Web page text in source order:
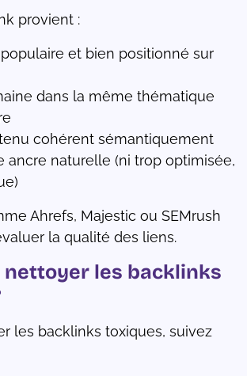
provient :
populaire et bien positionné sur
dans la même thématique
cohérent sémantiquement
ancre naturelle (ni trop optimisée,
Ahrefs, Majestic ou SEMrush
la qualité des liens.
nettoyer les backlinks
les backlinks toxiques, suivez